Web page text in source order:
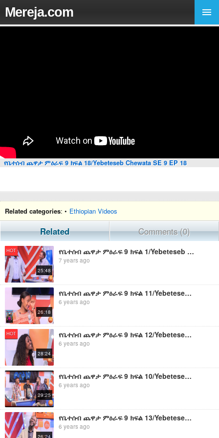
Mereja.com
የቤተሰብ ጨዋታ ምዕራፍ 9 ክፍል 18/Yebeteseb Chewata SE 9 EP 18
Related categories: • Ethiopian Videos
Related Comments (0)
HOT
25:48
የቤተሰብ ጨዋታ ምዕራፍ 9 ክፍል 1/Yebeteseb Chewata SE 9 EP 1
7 years ago
26:18
የቤተሰብ ጨዋታ ምዕራፍ 9 ክፍል 11/Yebeteseb Chewata SE 9 EP 11
6 years ago
HOT
28:24
የቤተሰብ ጨዋታ ምዕራፍ 9 ክፍል 12/Yebeteseb Chewata SE 9 EP 12
6 years ago
29:25
የቤተሰብ ጨዋታ ምዕራፍ 9 ክፍል 10/Yebeteseb Chewata SE 9 EP 10
6 years ago
26:24
የቤተሰብ ጨዋታ ምዕራፍ 9 ክፍል 13/Yebeteseb Chewata SE 9 EP 13
6 years ago